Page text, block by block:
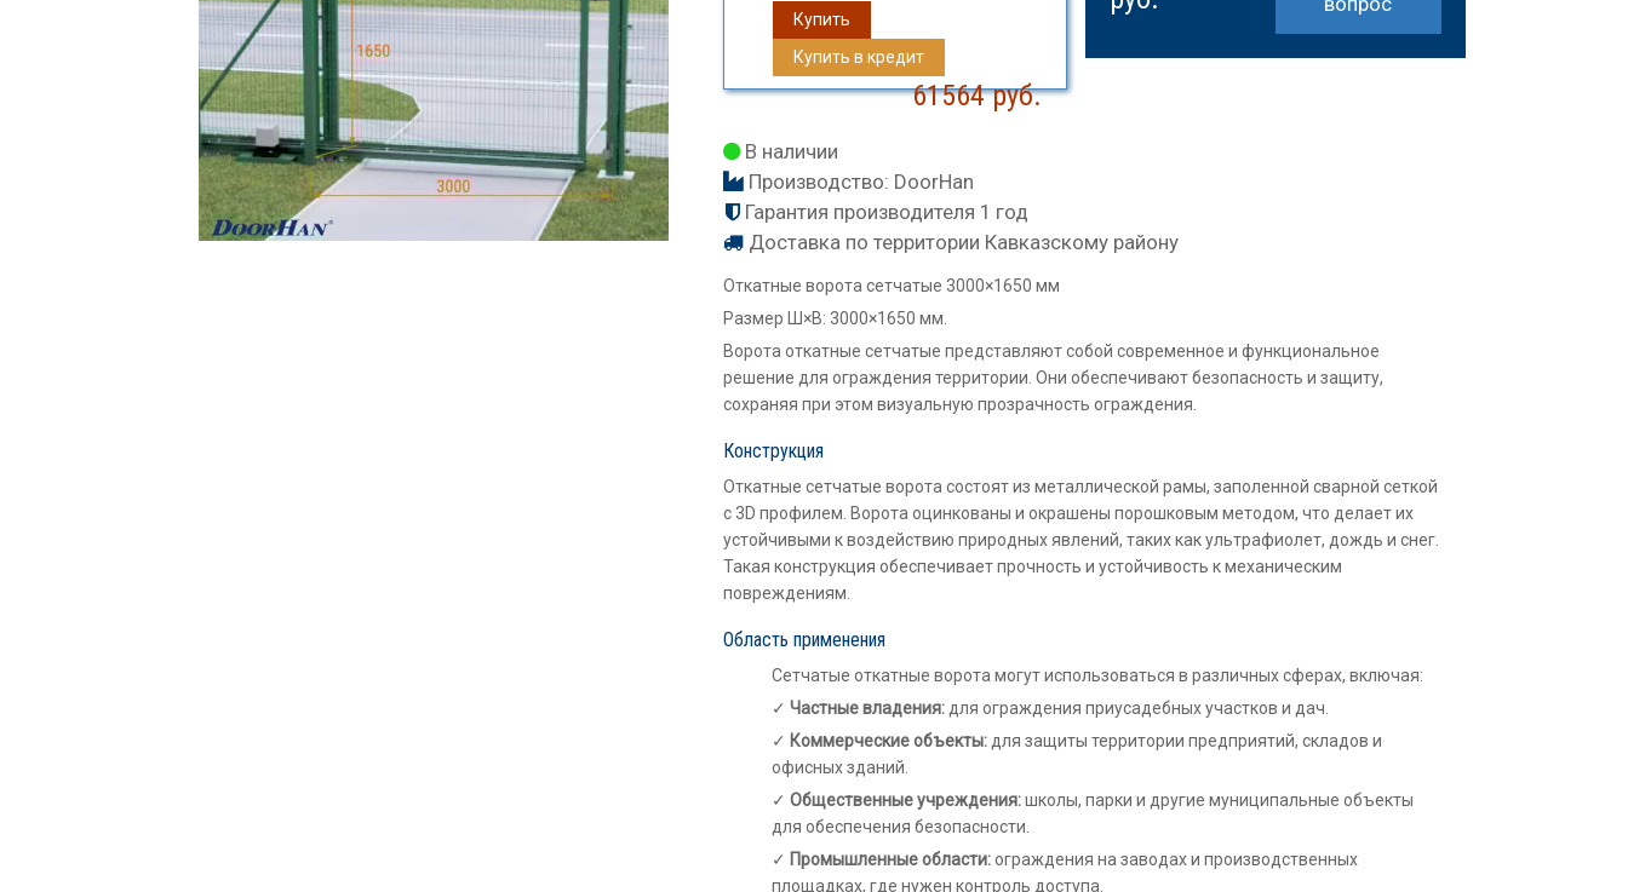
Купить
Купить в кредит
61564 руб.
В наличии
Производство: DoorHan
Гарантия производителя 1 год
Доставка по территории Кавказскому району
Откатные ворота сетчатые 3000×1650 мм
Размер Ш×В: 3000×1650 мм.
Ворота откатные сетчатые представляют собой современное и функциональное
решение для ограждения территории. Они обеспечивают безопасность и защиту,
сохраняя при этом визуальную прозрачность ограждения.
Конструкция
Откатные сетчатые ворота состоят из металлической рамы, заполенной сварной сеткой
с 3D профилем. Ворота оцинкованы и окрашены порошковым методом, что делает их
устойчивыми к воздействию природных явлений, таких как ультрафиолет, дождь и снег.
Такая конструкция обеспечивает прочность и устойчивость к механическим
повреждениям.
Область применения
Сетчатые откатные ворота могут использоваться в различных сферах, включая:
Частные владения: для ограждения приусадебных участков и дач.
Коммерческие объекты: для защиты территории предприятий, складов и
офисных зданий.
Общественные учреждения:школы, парки и другие муниципальные объекты
для обеспечения безопасности.
Промышленные области:ограждения на заводах и производственных
площадках, где нужен контроль доступа.